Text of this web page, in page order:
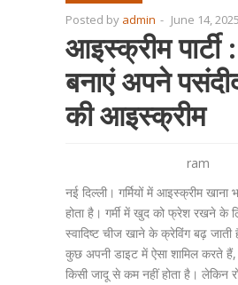
Posted by admin - June 14, 2025
आइस्क्रीम पार्टी
बनाएं अपने
की आइस्क्रीम
ram
नई दिल्ली। गर्मियों में आइस्क्रीम खाना
होता है। गर्मी में खुद को फ्रेश रखने के
स्वादिष्ट चीज खाने के क्रेविंग बढ़
कुछ अपनी डाइट में ऐसा शामिल करते हैं,
किसी जादू से कम नहीं होता है। लेकिन